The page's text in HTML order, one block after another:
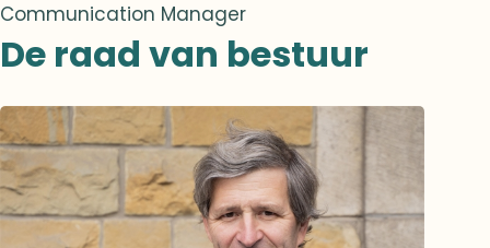
Communication Manager
De raad van bestuur